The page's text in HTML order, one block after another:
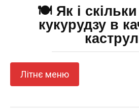
🍽️ Як і
кукурудзу в
Літнє меню